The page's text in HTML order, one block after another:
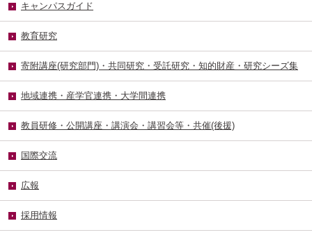
キャンパスガイド
教育研究
寄附講座(研究部門)・共同研究・受託研究・知的財産・研究シーズ集
地域連携・産学官連携・大学間連携
教員研修・公開講座・講演会・講習会等・共催(後援)
国際交流
広報
採用情報